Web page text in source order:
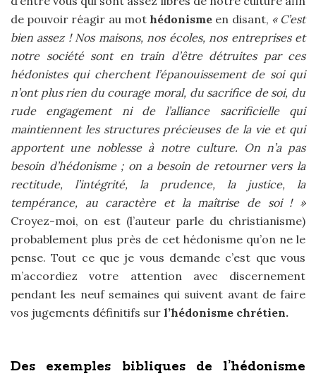
de pouvoir réagir au mothédonisme en disant, « C’est
bien assez ! Nos maisons, nos écoles, nos entreprises et
notre société sont en train d’être détruites par ces
hédonistes qui cherchent l’épanouissement de soi qui
n’ont plus rien du courage moral, du sacrifice de soi, du
rude engagement ni de l’alliance sacrificielle qui
maintiennent les structures précieuses de la vie et qui
apportent une noblesse à notre culture. On n’a pas
besoin d’hédonisme ; on a besoin de retourner vers la
rectitude, l’intégrité, la prudence, la justice, la
tempérance, au caractère et la maîtrise de soi ! »
Croyez-moi, on est (l’auteur parle du christianisme)
probablement plus près de cet hédonisme qu’on ne le
pense. Tout ce que je vous demande c’est que vous
m’accordiez votre attention avec discernement
pendant les neuf semaines qui suivent avant de faire
vos jugements définitifs sur l’hédonisme chrétien.
Des exemples bibliques de l’hédonisme